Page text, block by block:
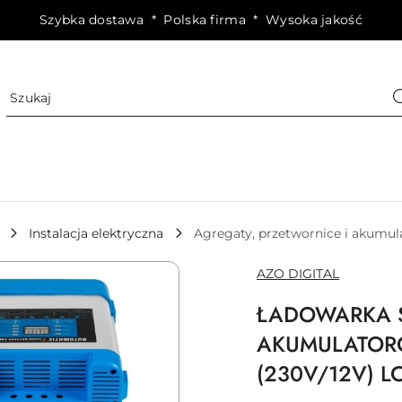
Szybka dostawa * Polska firma * Wysoka jakość
Instalacja elektryczna Agregaty, przetwornice i
NAZWA
PRODUCENTA:
AZO DIGITAL
ŁADOWARKA
(230V/12V)